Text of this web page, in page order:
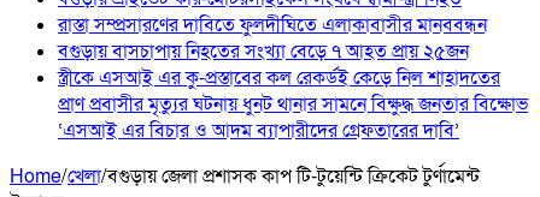
রাস্তা সম্প্রসারণের দাবিতে ফুলদীঘিতে এলাকাবাসীর মানববন্ধন
বগুড়ায় বাসচাপায় নিহতের সংখ্যা বেড়ে ৭ আহত প্রায় ২৫জন
স্ত্রীকে এসআই এর কু-প্রস্তাবের কল রেকর্ডই কেড়ে নিল শাহাদতের
প্রাণ প্রবাসীর মৃত্যুর ঘটনায় ধুনট থানার সামনে বিক্ষুদ্ধ জনতার বিক্ষোভ
‘এসআই এর বিচার ও আদম ব্যাপারীদের গ্রেফতারের দাবি’
Home/খেলা/বগুড়ায় জেলা প্রশাসক কাপ টি-টুয়েন্টি ক্রিকেট টুর্ণামেন্ট